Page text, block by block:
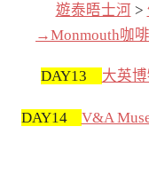
遊泰晤士河 >
→Monmouth咖
DAY13 大英
DAY14 V&A